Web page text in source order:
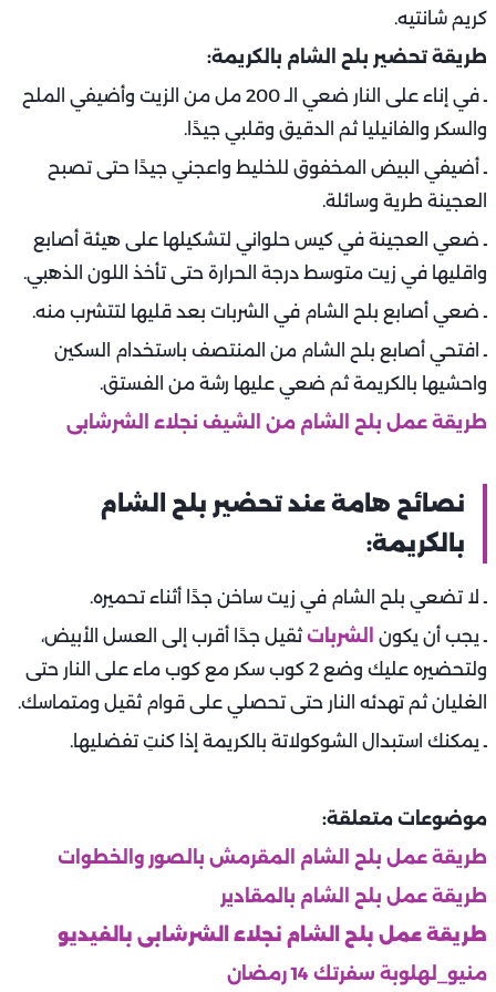
كريم شانتيه.
طريقة تحضير بلح الشام بالكريمة:
ـ في إناء على النار ضعي الـ 200 مل من الزيت وأضيفي الملح
والسكر والفانيليا ثم الدقيق وقلبي جيدًا.
ـ أضيفي البيض المخفوق للخليط واعجني جيدًا حتى تصبح
العجينة طرية وسائلة.
ـ ضعي العجينة في كيس حلواني لتشكيلها على هيئة أصابع
واقليها في زيت متوسط درجة الحرارة حتى تأخذ اللون الذهبي.
ـ ضعي أصابع بلح الشام في الشربات بعد قليها لتتشرب منه.
ـ افتحي أصابع بلح الشام من المنتصف باستخدام السكين
واحشيها بالكريمة ثم ضعي عليها رشة من الفستق.
طريقة عمل بلح الشام من الشيف نجلاء الشرشابى
نصائح هامة عند تحضير بلح الشام
بالكريمة:
ـ لا تضعي بلح الشام في زيت ساخن جدًا أثناء تحميره.
ـ يجب أن يكون
الشربات ثقيل جدًا أقرب إلى العسل الأبيض،
ولتحضيره عليك وضع 2 كوب سكر مع كوب ماء على النار حتى
الغليان ثم تهدئه النار حتى تحصلي على قوام ثقيل ومتماسك.
ـ يمكنك استبدال الشوكولاتة بالكريمة إذا كنتِ تفضليها.
موضوعات متعلقة:
طريقة عمل بلح الشام المقرمش بالصور والخطوات
طريقة عمل بلح الشام بالمقادير
طريقة عمل بلح الشام نجلاء الشرشابى بالفيديو
منيو_لهلوبة سفرتك 14 رمضان